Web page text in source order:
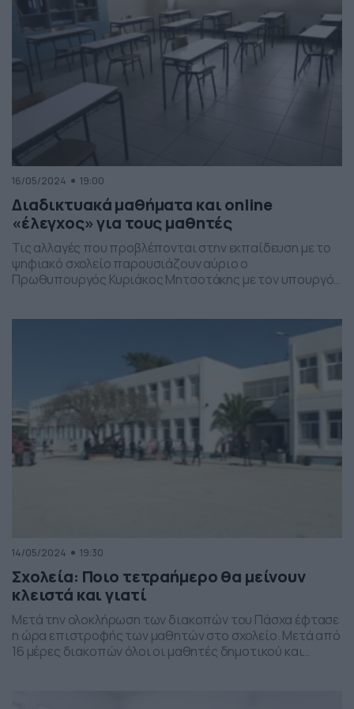
16/05/2024 19:00
Διαδικτυακά μαθήματα και online
«έλεγχος» για τους μαθητές
Τις αλλαγές που προβλέπονται στην εκπαίδευση με το
ψηφιακό σχολείο παρουσιάζουν αύριο ο
Πρωθυπουργός Κυριάκος Μητσοτάκης με τον υπουργό
και διαχειρίζεται 1,5 εκατομμύριο μαθητές και 140.000
μαθήματα και τον online «έλεγχο» για τους μαθητές.
14/05/2024 19:30
Σχολεία: Ποιο τετραήμερο θα μείνουν
κλειστά και γιατί
Μετά την ολοκλήρωση των διακοπών του Πάσχα έφτασε
η ώρα επιστροφής των μαθητών στο σχολείο. Μετά από
16 μέρες διακοπών όλοι οι μαθητές δημοτικού και